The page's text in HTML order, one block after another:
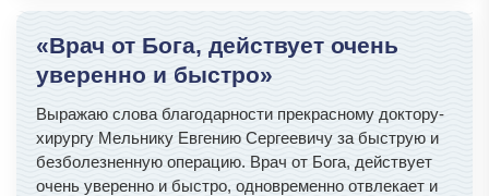
«Врач от Бога, действует очень
уверенно и быстро»
Выражаю слова благодарности прекрасному доктору-
хирургу Мельнику Евгению Сергеевичу за быструю и
безболезненную операцию. Врач от Бога, действует
очень уверенно и быстро, одновременно отвлекает и